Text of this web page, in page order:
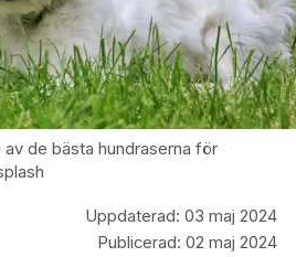
de bästa hundraserna för
Uppdaterad: 03 maj 2024
Publicerad: 02 maj 2024